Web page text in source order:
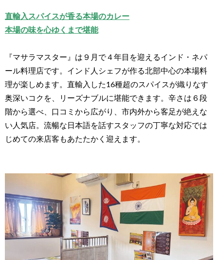
直輸入スパイスが香る本場のカレー
本場の味を心ゆくまで堪能
『マサラマスター』は９月で４年目を迎えるインド・ネパ
ール料理店です。インド人シェフが作る北部中心の本場料
理が楽しめます。直輸入した16種超のスパイスが織りなす
奥深いコクを、リーズナブルに堪能できます。辛さは６段
階から選べ、口コミから広がり、市内外から客足が絶えな
い人気店。流暢な日本語を話すスタッフの丁寧な対応では
じめての来店客もあたたかく迎えます。